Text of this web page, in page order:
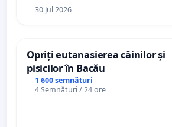
30 Jul 2026
Opriți eutanasierea câinilor și
pisicilor în Bacău
1 600 semnături
4 Semnături / 24 ore